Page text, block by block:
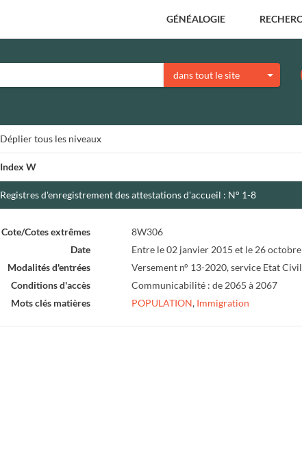
GÉNÉALOGIE
dans tout le site
Dépliertous les niveaux
Index W
Registres d'enregistrement des attestations d'accueil : N° 1-8
Cote/Cotes extrêmes
8W306
Date
Entre le 02 janvier 2015 et le 26
Modalités d'entrées
Versement n° 13-2020, service Etat
Conditions d'accès
Communicabilité : de 2065 à 2067
Mots clés matières
POPULATION, Immigration